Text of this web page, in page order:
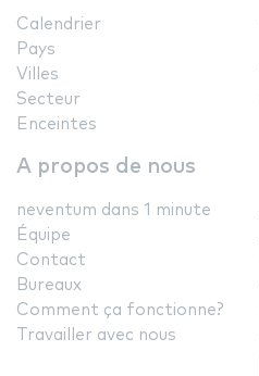
Calendrier
Pays
Villes
Secteur
Enceintes
A propos de nous
neventum dans 1 minute
Équipe
Contact
Bureaux
Comment ça fonctionne?
Travailler avec nous